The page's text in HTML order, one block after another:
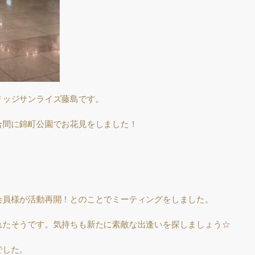
ジサンライズ藤島です。
に錦町公園でお花見をしました！
様が活動再開！とのことでミーティングをしました。
そうです。気持ちも新たに素敵な出逢いを探しましょう☆
た。